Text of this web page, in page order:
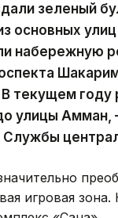
зеленый
основных
набережную
текущем году
улицы Амман,
игровая